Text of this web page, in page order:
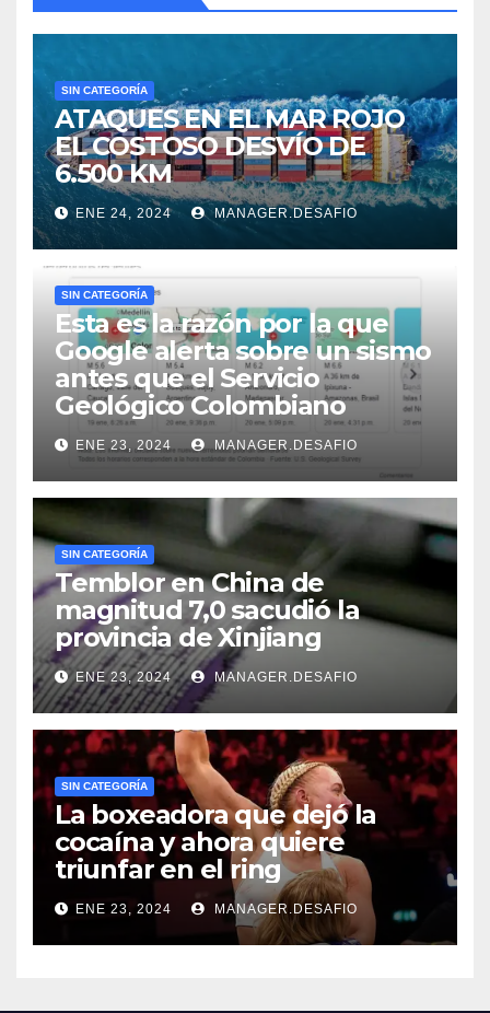
SIN CATEGORÍA
ATAQUES EN EL MAR ROJO
EL COSTOSO DESVÍO DE
6.500 KM
ENE 24, 2024 MANAGER.DESAFIO
SIN CATEGORÍA
Esta es la razón por la que
Google alerta sobre un sismo
antes que el Servicio
Geológico Colombiano
ENE 23, 2024 MANAGER.DESAFIO
SIN CATEGORÍA
Temblor en China de
magnitud 7,0 sacudió la
provincia de Xinjiang
ENE 23, 2024 MANAGER.DESAFIO
SIN CATEGORÍA
La boxeadora que dejó la
cocaína y ahora quiere
triunfar en el ring​
ENE 23, 2024 MANAGER.DESAFIO